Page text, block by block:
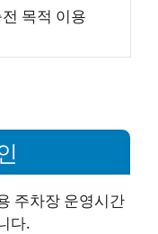
목적 이용
주차장 운영시간
다.